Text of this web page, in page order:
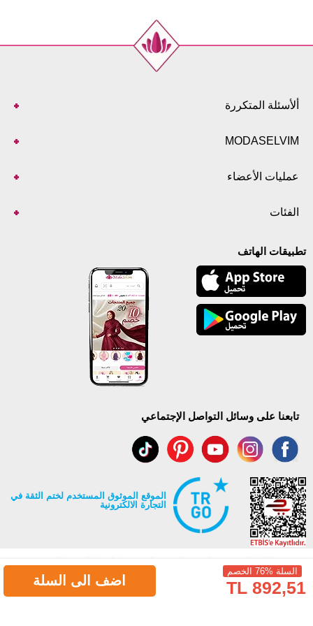
السلة %76 الخصم
892,51 TL اضف الى السلة
ألأسئلة المتكررة
MODASELVIM
عمليات الأعضاء
الفئات
تطبيقات الهاتف
تابعنا على وسائل التواصل الإجتماعي
الموقع الموثوق المستخدم لختم الثقة في
التجارة الالكترونية
جميع حقوق Modaselvim محفوظة ©2026